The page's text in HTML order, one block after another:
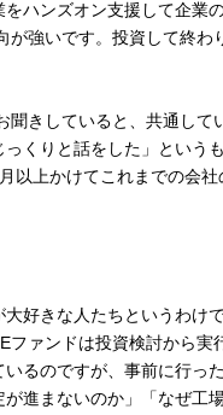
ハンズオン支援して企業
が強いです。投資して終
きしていると、共通して
くりと話をした」という
以上かけてこれまでの会
好きな人たちというわけ
ァンドは投資検討から実
るのですが、事前に行っ
進まないのか」「なぜ工